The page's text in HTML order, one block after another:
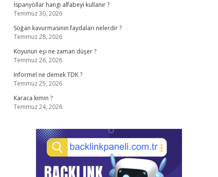
İspanyollar hangi alfabeyi kullanır ?
Temmuz 30, 2026
Soğan kavurmasının faydaları nelerdir ?
Temmuz 28, 2026
Koyunun eşi ne zaman düşer ?
Temmuz 26, 2026
Informel ne demek TDK ?
Temmuz 25, 2026
Karaca kimin ?
Temmuz 24, 2026